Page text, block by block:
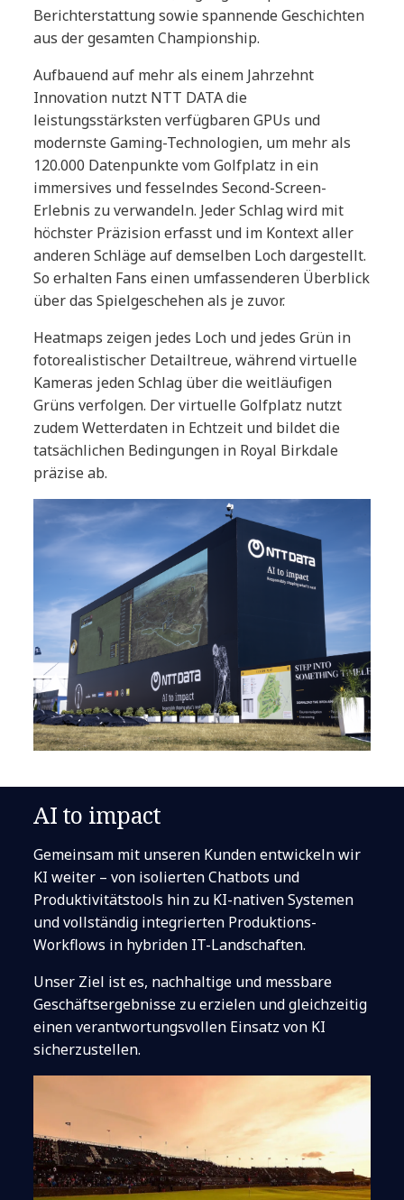
Berichterstattung sowie spannende Geschichten
aus der gesamten Championship.
Aufbauend auf mehr als einem Jahrzehnt
Innovation nutzt NTT DATA die
leistungsstärksten verfügbaren GPUs und
modernste Gaming-Technologien, um mehr als
120.000 Datenpunkte vom Golfplatz in ein
immersives und fesselndes Second-Screen-
Erlebnis zu verwandeln. Jeder Schlag wird mit
höchster Präzision erfasst und im Kontext aller
anderen Schläge auf demselben Loch dargestellt.
So erhalten Fans einen umfassenderen Überblick
über das Spielgeschehen als je zuvor.
Heatmaps zeigen jedes Loch und jedes Grün in
fotorealistischer Detailtreue, während virtuelle
Kameras jeden Schlag über die weitläufigen
Grüns verfolgen. Der virtuelle Golfplatz nutzt
zudem Wetterdaten in Echtzeit und bildet die
tatsächlichen Bedingungen in Royal Birkdale
präzise ab.
AI to impact
Gemeinsam mit unseren Kunden entwickeln wir
KI weiter – von isolierten Chatbots und
Produktivitätstools hin zu KI-nativen Systemen
und vollständig integrierten Produktions-
Workflows in hybriden IT-Landschaften.
Unser Ziel ist es, nachhaltige und messbare
Geschäftsergebnisse zu erzielen und gleichzeitig
einen verantwortungsvollen Einsatz von KI
sicherzustellen.